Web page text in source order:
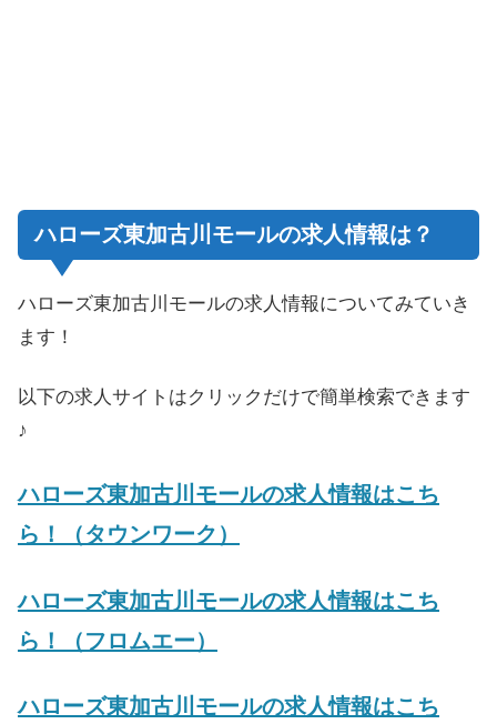
ハローズ東加古川モールの求人情報は？
ハローズ東加古川モールの求人情報についてみていき
ます！
以下の求人サイトはクリックだけで簡単検索できます
♪
ハローズ東加古川モールの求人情報はこち
ら！（タウンワーク）
ハローズ東加古川モールの求人情報はこち
ら！（フロムエー）
ハローズ東加古川モールの求人情報はこち